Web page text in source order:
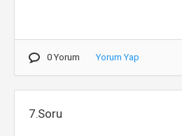
0 Yorum Yorum Yap
7.Soru